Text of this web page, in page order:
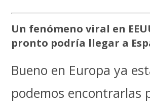
Un fenómeno viral en
pronto podría llegar a
Bueno en Europa ya
podemos encontrarlas